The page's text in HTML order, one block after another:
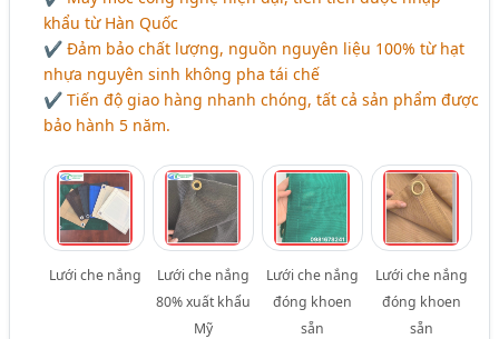
khẩu từ Hàn Quốc
✔ Đảm bảo chất lượng, nguồn nguyên liệu 100% từ hạt
nhựa nguyên sinh không pha tái chế
✔ Tiến độ giao hàng nhanh chóng, tất cả sản phẩm được
bảo hành 5 năm.
Lưới che nắng
Lưới che nắng
80% xuất khẩu
Mỹ
Lưới che nắng
đóng khoen
sẵn
Lưới che nắng
đóng khoen
sẵn